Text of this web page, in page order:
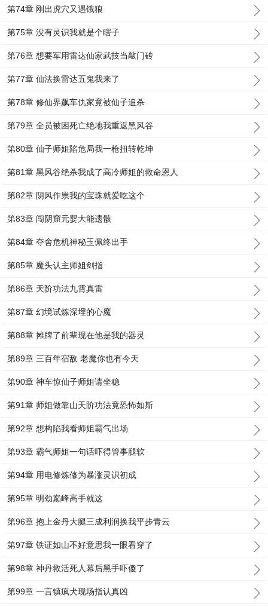
第74章 刚出虎穴又遇饿狼
第75章 没有灵识我就是个瞎子
第76章 想要军用雷达仙家武技当敲门砖
第77章 仙法换雷达五鬼我来了
第78章 修仙界飙车仇家竟被仙子追杀
第79章 全员被困死亡绝地我重返黑风谷
第80章 仙子师姐陷危局我一枪扭转乾坤
第81章 黑风谷绝杀我成了高冷师姐的救命恩人
第82章 阴风作祟我的宝珠就爱吃这个
第83章 闯阴窟元婴大能遗骸
第84章 夺舍危机神秘玉佩终出手
第85章 魔头认主师姐剑指
第86章 天阶功法九霄真雷
第87章 幻境试炼深埋的心魔
第88章 摊牌了前辈现在他是我的器灵
第89章 三百年宿敌 老魔你也有今天
第90章 神车惊仙子师姐请坐稳
第91章 师姐做靠山天阶功法竟恐怖如斯
第92章 想构陷我看师姐霸气出场
第93章 霸气师姐一句话吓得管事腿软
第94章 用电修炼修为暴涨灵识初成
第95章 明劲巅峰高手就这
第96章 抱上金丹大腿三成利润换我平步青云
第97章 铁证如山不好意思我一眼看穿了
第98章 神丹救活死人幕后黑手吓傻了
第99章 一言镇疯犬现场指认真凶